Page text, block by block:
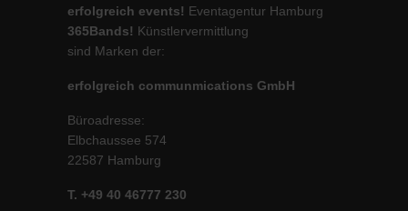
erfolgreich events! Eventagentur Hamburg
365Bands! Künstlervermittlung
sind Marken der:
erfolgreich communmications GmbH
Büroadresse:
Elbchaussee 574
22587 Hamburg
T. +49 40 46777 230